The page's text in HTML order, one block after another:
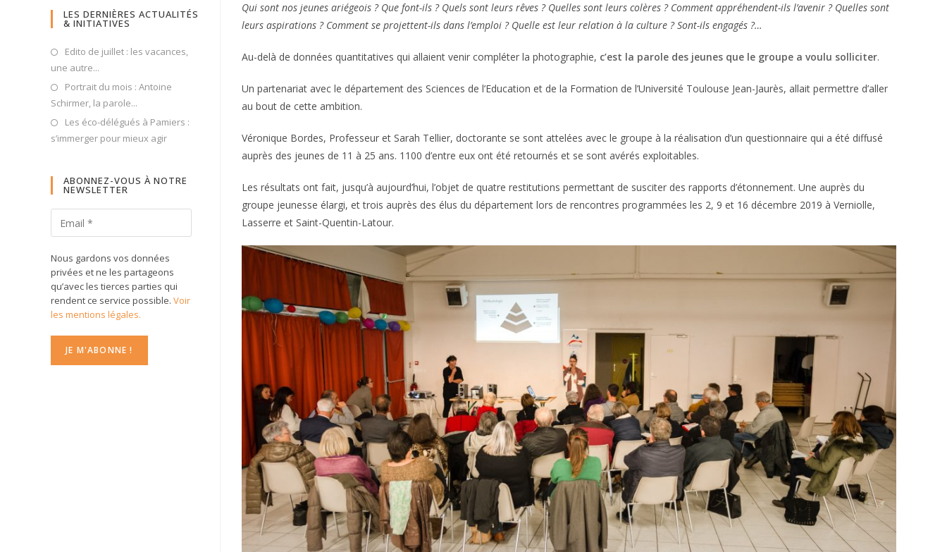
Qui sont nos jeunes ariégeois ? Que font-ils ? Quels sont leurs rêves ? Quelles sont leurs colères ? Comment appréhendent-ils l’avenir ? Quelles sont
leurs aspirations ? Comment se projettent-ils dans l’emploi ? Quelle est leur relation à la culture ? Sont-ils engagés ?…
Au-delà de données quantitatives qui allaient venir compléter la photographie, c’est la parole des jeunes que le groupe a voulu solliciter.
Un partenariat avec le département des Sciences de l’Education et de la Formation de l’Université Toulouse Jean-Jaurès, allait permettre d’aller
au bout de cette ambition.
Véronique Bordes, Professeur et Sarah Tellier, doctorante se sont attelées avec le groupe à la réalisation d’un questionnaire qui a été diffusé
auprès des jeunes de 11 à 25 ans. 1100 d’entre eux ont été retournés et se sont avérés exploitables.
Les résultats ont fait, jusqu’à aujourd’hui, l’objet de quatre restitutions permettant de susciter des rapports d’étonnement. Une auprès du
groupe jeunesse élargi, et trois auprès des élus du département lors de rencontres programmées les 2, 9 et 16 décembre 2019 à Verniolle,
Lasserre et Saint-Quentin-Latour.
LES DERNIÈRES ACTUALITÉS
& INITIATIVES
Edito de juillet : les vacances,
une autre...
Portrait du mois : Antoine
Schirmer, la parole...
Les éco-délégués à Pamiers :
s’immerger pour mieux agir
ABONNEZ-VOUS À NOTRE
NEWSLETTER
Nous gardons vos données
privées et ne les partageons
qu’avec les tierces parties qui
rendent ce service possible. Voir
les mentions légales.